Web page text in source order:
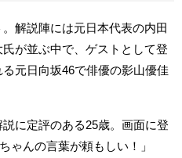
解説陣には元日本代表の内田
が並ぶ中で、ゲストとして登
元日向坂46で俳優の影山優佳
に定評のある25歳。画面に登
ゃんの言葉が頼もしい！」